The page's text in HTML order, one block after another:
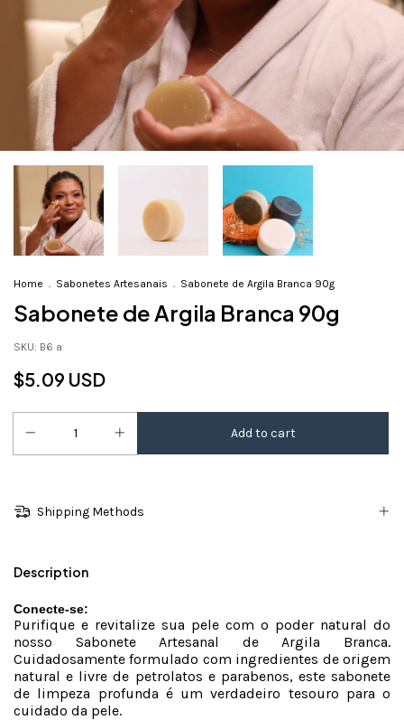
Home . Sabonetes Artesanais . Sabonete de Argila Branca 90g
Sabonete de Argila Branca 90g
SKU: B6 a
$5.09 USD
Shipping Methods
Description
Conecte-se:
Purifique e revitalize sua pele com o poder natural do
nosso Sabonete Artesanal de Argila Branca.
Cuidadosamente formulado com ingredientes de origem
natural e livre de petrolatos e parabenos, este sabonete
de limpeza profunda é um verdadeiro tesouro para o
cuidado da pele.